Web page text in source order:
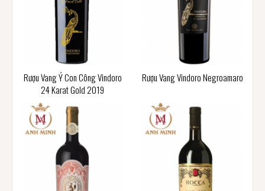
Rượu Vang Ý Con Công Vindoro
24 Karat Gold 2019
Rượu Vang Vindoro Negroamaro